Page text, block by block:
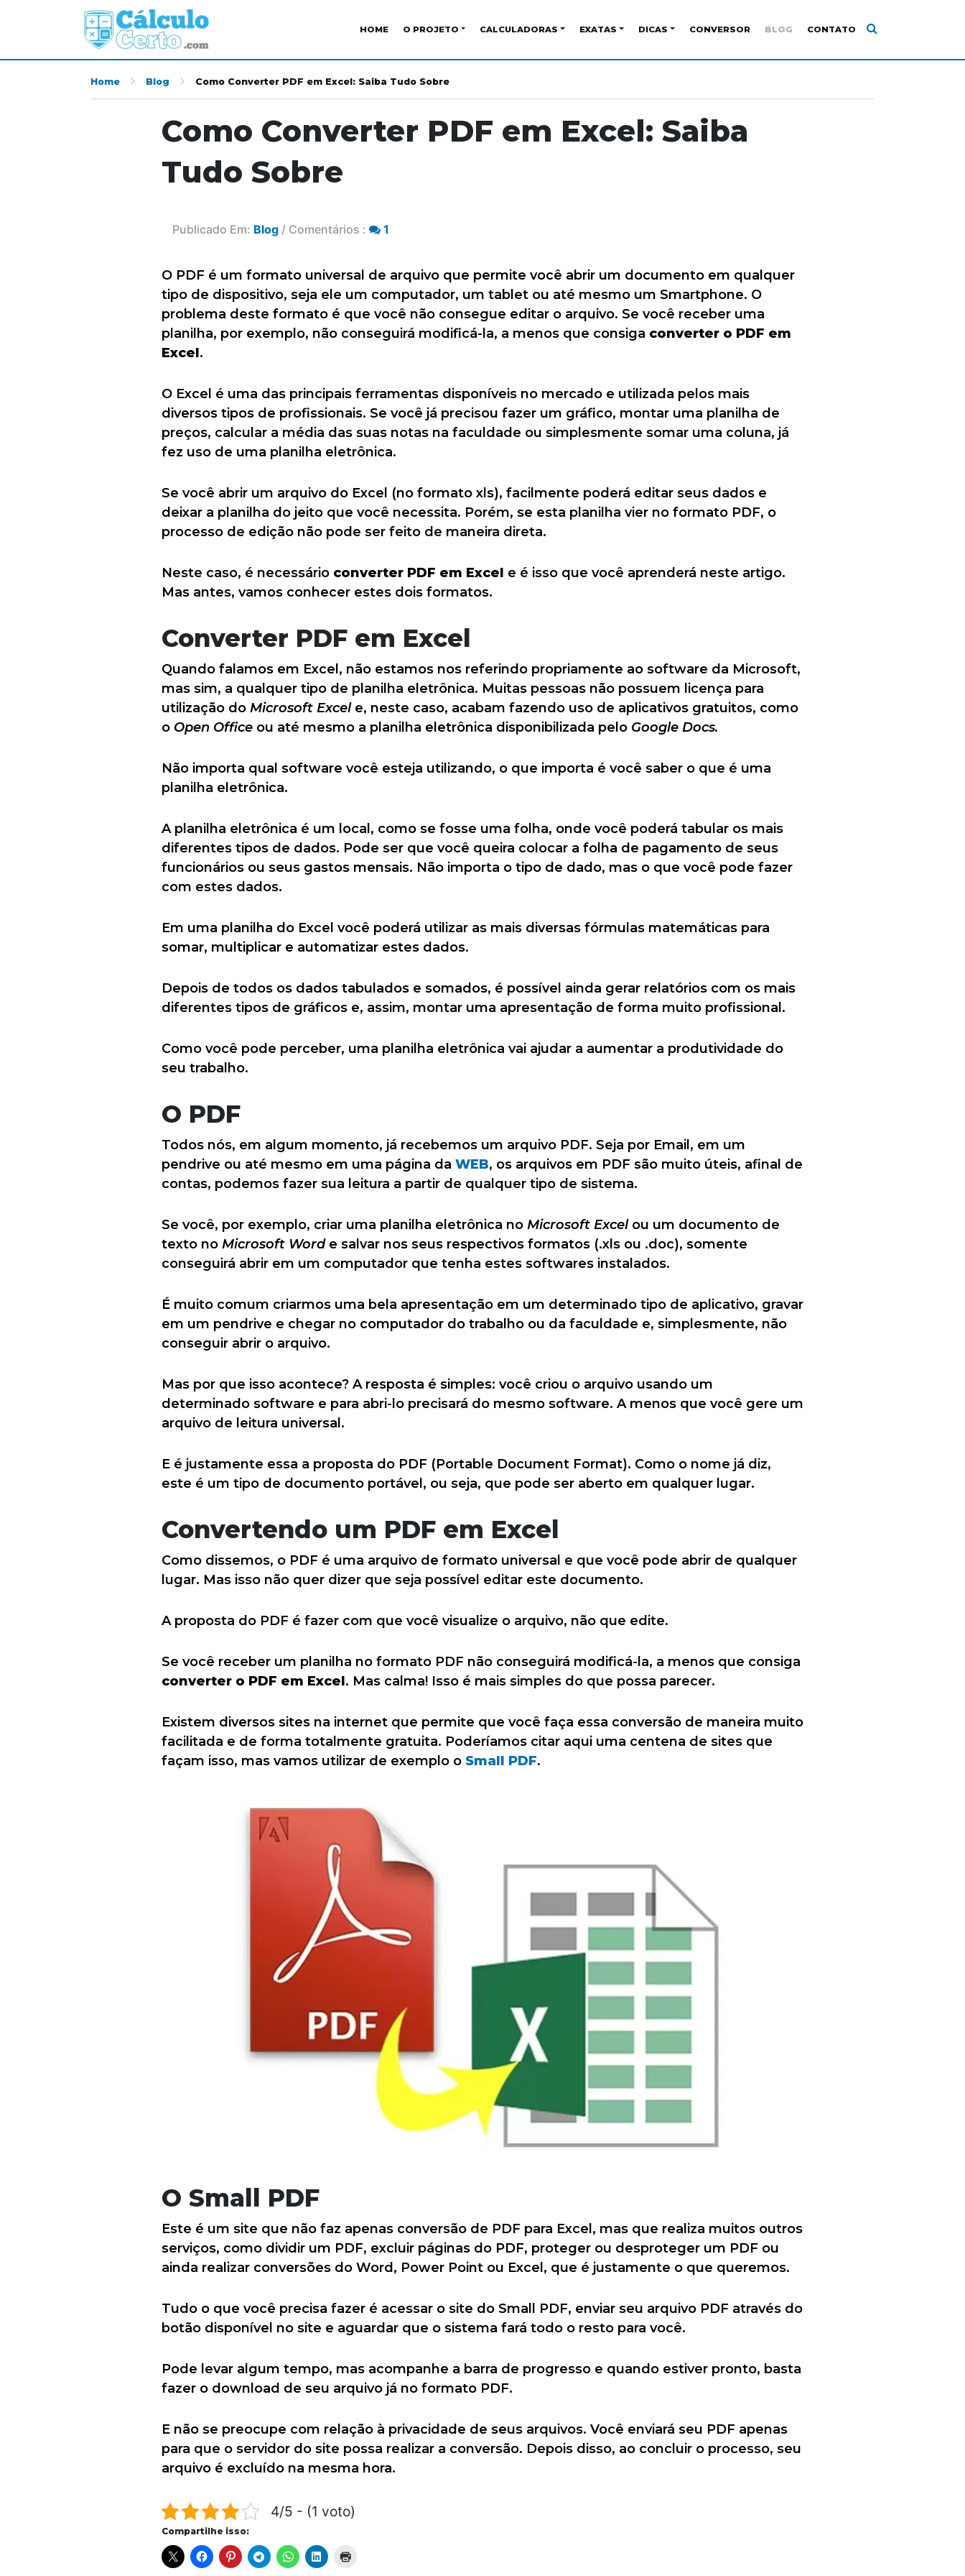
HOME O PROJETO CALCULADORAS EXATAS DICAS CONVERSOR BLOG CONTATO
Home Blog Como Converter PDF em Excel: Saiba Tudo Sobre
Como Converter PDF em Excel: Saiba
Tudo Sobre
Publicado Em: Blog / Comentários : 1
O PDF é um formato universal de arquivo que permite você abrir um documento em qualquer
tipo de dispositivo, seja ele um computador, um tablet ou até mesmo um Smartphone. O
problema deste formato é que você não consegue editar o arquivo. Se você receber uma
planilha, por exemplo, não conseguirá modificá-la, a menos que consiga converter o PDF em
Excel.
O Excel é uma das principais ferramentas disponíveis no mercado e utilizada pelos mais
diversos tipos de profissionais. Se você já precisou fazer um gráfico, montar uma planilha de
preços, calcular a média das suas notas na faculdade ou simplesmente somar uma coluna, já
fez uso de uma planilha eletrônica.
Se você abrir um arquivo do Excel (no formato xls), facilmente poderá editar seus dados e
deixar a planilha do jeito que você necessita. Porém, se esta planilha vier no formato PDF, o
processo de edição não pode ser feito de maneira direta.
Neste caso, é necessário converter PDF em Excel e é isso que você aprenderá neste artigo.
Mas antes, vamos conhecer estes dois formatos.
Converter PDF em Excel
Quando falamos em Excel, não estamos nos referindo propriamente ao software da Microsoft,
mas sim, a qualquer tipo de planilha eletrônica. Muitas pessoas não possuem licença para
utilização do Microsoft Excele, neste caso, acabam fazendo uso de aplicativos gratuitos, como
o Open Office ou até mesmo a planilha eletrônica disponibilizada pelo Google Docs.
Não importa qual software você esteja utilizando, o que importa é você saber o que é uma
planilha eletrônica.
A planilha eletrônica é um local, como se fosse uma folha, onde você poderá tabular os mais
diferentes tipos de dados. Pode ser que você queira colocar a folha de pagamento de seus
funcionários ou seus gastos mensais. Não importa o tipo de dado, mas o que você pode fazer
com estes dados.
Em uma planilha do Excel você poderá utilizar as mais diversas fórmulas matemáticas para
somar, multiplicar e automatizar estes dados.
Depois de todos os dados tabulados e somados, é possível ainda gerar relatórios com os mais
diferentes tipos de gráficos e, assim, montar uma apresentação de forma muito profissional.
Como você pode perceber, uma planilha eletrônica vai ajudar a aumentar a produtividade do
seu trabalho.
O PDF
Todos nós, em algum momento, já recebemos um arquivo PDF. Seja por Email, em um
pendrive ou até mesmo em uma página da WEB, os arquivos em PDF são muito úteis, afinal de
contas, podemos fazer sua leitura a partir de qualquer tipo de sistema.
Se você, por exemplo, criar uma planilha eletrônica no Microsoft Excelou um documento de
texto no Microsoft Worde salvar nos seus respectivos formatos (.xls ou .doc), somente
conseguirá abrir em um computador que tenha estes softwares instalados.
É muito comum criarmos uma bela apresentação em um determinado tipo de aplicativo, gravar
em um pendrive e chegar no computador do trabalho ou da faculdade e, simplesmente, não
conseguir abrir o arquivo.
Mas por que isso acontece? A resposta é simples: você criou o arquivo usando um
determinado software e para abri-lo precisará do mesmo software. A menos que você gere um
arquivo de leitura universal.
E é justamente essa a proposta do PDF (Portable Document Format). Como o nome já diz,
este é um tipo de documento portável, ou seja, que pode ser aberto em qualquer lugar.
Convertendo um PDF em Excel
Como dissemos, o PDF é uma arquivo de formato universal e que você pode abrir de qualquer
lugar. Mas isso não quer dizer que seja possível editar este documento.
A proposta do PDF é fazer com que você visualize o arquivo, não que edite.
Se você receber um planilha no formato PDF não conseguirá modificá-la, a menos que consiga
converter o PDF em Excel. Mas calma! Isso é mais simples do que possa parecer.
Existem diversos sites na internet que permite que você faça essa conversão de maneira muito
facilitada e de forma totalmente gratuita. Poderíamos citar aqui uma centena de sites que
façam isso, mas vamos utilizar de exemplo o Small PDF.
O Small PDF
Este é um site que não faz apenas conversão de PDF para Excel, mas que realiza muitos outros
serviços, como dividir um PDF, excluir páginas do PDF, proteger ou desproteger um PDF ou
ainda realizar conversões do Word, Power Point ou Excel, que é justamente o que queremos.
Tudo o que você precisa fazer é acessar o site do Small PDF, enviar seu arquivo PDF através do
botão disponível no site e aguardar que o sistema fará todo o resto para você.
Pode levar algum tempo, mas acompanhe a barra de progresso e quando estiver pronto, basta
fazer o download de seu arquivo já no formato PDF.
E não se preocupe com relação à privacidade de seus arquivos. Você enviará seu PDF apenas
para que o servidor do site possa realizar a conversão. Depois disso, ao concluir o processo, seu
arquivo é excluído na mesma hora.
4/5 - (1 voto)
Compartilhe isso: